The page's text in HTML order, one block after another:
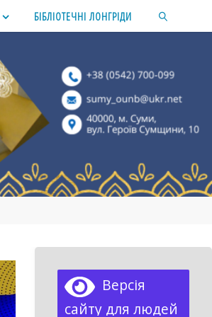
БІБЛІОТЕЧНІ ЛОНГРІДИ
Версія
сайту для людей